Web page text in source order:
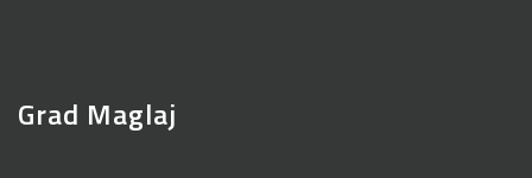
Grad Maglaj